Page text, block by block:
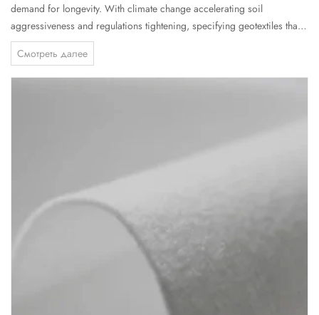
demand for longevity. With climate change accelerating soil
aggressiveness and regulations tightening, specifying geotextiles that
can endure 50+ years under European soil conditions is no longer a
luxury—it's a contractual and environmental necessity. As a leading
Nonwoven...
Смотреть далее